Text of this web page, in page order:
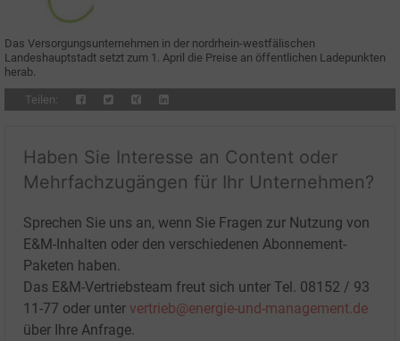
Das Versorgungsunternehmen in der nordrhein-westfälischen
Landeshauptstadt setzt zum 1. April die Preise an öffentlichen Ladepunkten
herab.
Teilen:
Haben Sie Interesse an Content oder
Mehrfachzugängen für Ihr Unternehmen?
Sprechen Sie uns an, wenn Sie Fragen zur Nutzung von
E&M-Inhalten oder den verschiedenen Abonnement-
Paketen haben.
Das E&M-Vertriebsteam freut sich unter Tel. 08152 / 93
11-77 oder unter vertrieb@energie-und-management.de
über Ihre Anfrage.